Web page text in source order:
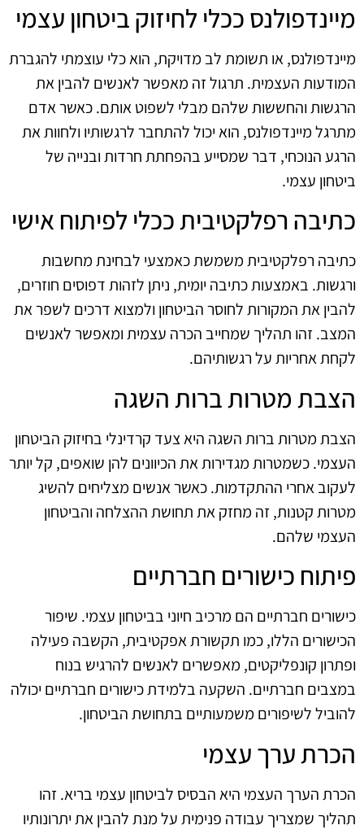
מיינדפולנס ככלי לחיזוק ביטחון עצמי
מיינדפולנס, או תשומת לב מדויקת, הוא כלי עוצמתי להגברת
המודעות העצמית. תרגול זה מאפשר לאנשים להבין את
הרגשות והחששות שלהם מבלי לשפוט אותם. כאשר אדם
מתרגל מיינדפולנס, הוא יכול להתחבר לרגשותיו ולחוות את
הרגע הנוכחי, דבר שמסייע בהפחתת חרדות ובנייה של
ביטחון עצמי.
כתיבה רפלקטיבית ככלי לפיתוח אישי
כתיבה רפלקטיבית משמשת כאמצעי לבחינת מחשבות
ורגשות. באמצעות כתיבה יומית, ניתן לזהות דפוסים חוזרים,
להבין את המקורות לחוסר הביטחון ולמצוא דרכים לשפר את
המצב. זהו תהליך שמחייב הכרה עצמית ומאפשר לאנשים
לקחת אחריות על רגשותיהם.
הצבת מטרות ברות השגה
הצבת מטרות ברות השגה היא צעד קרדינלי בחיזוק הביטחון
העצמי. כשמטרות מגדירות את הכיוונים להן שואפים, קל יותר
לעקוב אחרי ההתקדמות. כאשר אנשים מצליחים להשיג
מטרות קטנות, זה מחזק את תחושת ההצלחה והביטחון
העצמי שלהם.
פיתוח כישורים חברתיים
כישורים חברתיים הם מרכיב חיוני בביטחון עצמי. שיפור
הכישורים הללו, כמו תקשורת אפקטיבית, הקשבה פעילה
ופתרון קונפליקטים, מאפשרים לאנשים להרגיש בנוח
במצבים חברתיים. השקעה בלמידת כישורים חברתיים יכולה
להוביל לשיפורים משמעותיים בתחושת הביטחון.
הכרת ערך עצמי
הכרת הערך העצמי היא הבסיס לביטחון עצמי בריא. זהו
תהליך שמצריך עבודה פנימית על מנת להבין את יתרונותיו